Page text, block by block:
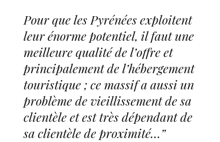
Pour que les Pyrénées exploitent
leur énorme potentiel, il faut une
meilleure qualité de l’offre et
principalement de l’hébergement
touristique ; ce massif a aussi un
problème de vieillissement de sa
clientèle et est très dépendant de
sa clientèle de proximité…”